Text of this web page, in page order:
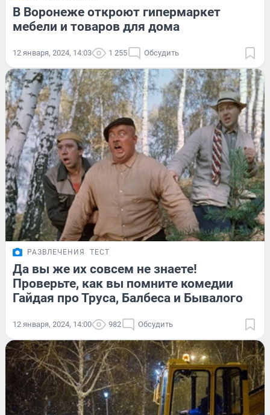
В Воронеже откроют гипермаркет
мебели и товаров для дома
12 января, 2024, 14:03 1 255 Обсудить
РАЗВЛЕЧЕНИЯ ТЕСТ
Да вы же их совсем не знаете!
Проверьте, как вы помните комедии
Гайдая про Труса, Балбеса и Бывалого
12 января, 2024, 14:00 982 Обсудить